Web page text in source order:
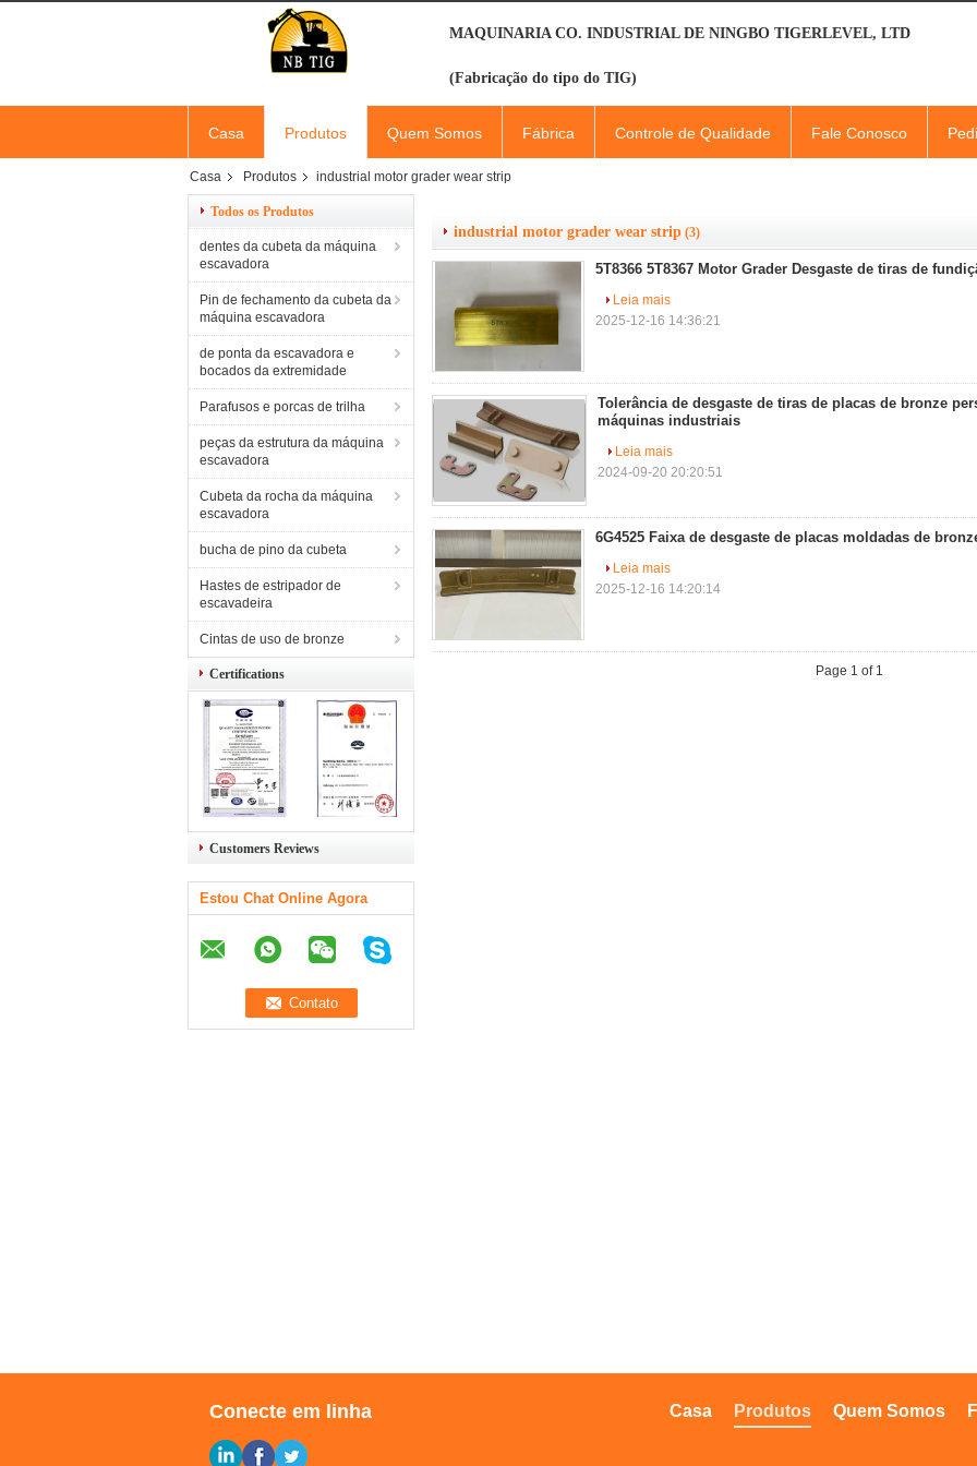
MAQUINARIA CO. INDUSTRIAL DE NINGBO TIGERLEVEL, LTD
(Fabricação do tipo do TIG)
Casa Produtos Quem Somos Fábrica Controle de Qualidade Fale Conosco
Casa Produtos industrial motor grader wear strip
Todos os Produtos
dentes da cubeta da máquina
escavadora
Pin de fechamento da cubeta da
máquina escavadora
de ponta da escavadora e
bocados da extremidade
Parafusos e porcas de trilha
peças da estrutura da máquina
escavadora
Cubeta da rocha da máquina
escavadora
bucha de pino da cubeta
Hastes de estripador de
escavadeira
Cintas de uso de bronze
Certifications
Customers Reviews
Estou Chat Online Agora
industrial motor grader wear strip (3)
5T8366 5T8367 Motor Grader Desgaste de tiras de
Leia mais
2025-12-16 14:36:21
Tolerância de desgaste de tiras de placas de bronze
máquinas industriais
Leia mais
2024-09-20 20:20:51
6G4525 Faixa de desgaste de placas moldadas de
Leia mais
2025-12-16 14:20:14
Page 1 of 1
Conecte em linha Quem Somos
Produtos
Casa